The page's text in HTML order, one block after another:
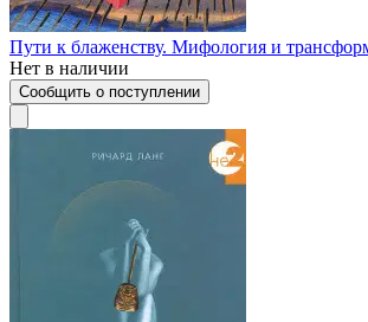
Пути к блаженству. Мифология и
Нет в наличии
Сообщить о поступлении